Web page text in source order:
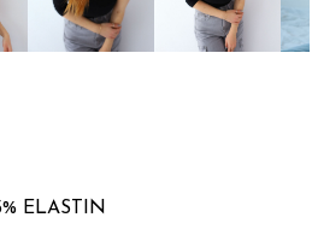
ELASTIN